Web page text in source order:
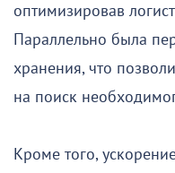
оптимизировав
Параллельно была
хранения, что
на поиск
Кроме того,